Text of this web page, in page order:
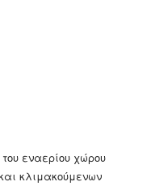
εναερίου χώρου
κλιμακούμενων